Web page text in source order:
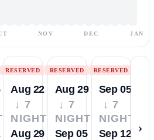
NOV DEC JAN
RESERVED
Aug 22
↓ 7
NIGHTS
Aug 29
RESERVED
Aug 29
↓ 7
NIGHTS
Sep 05
RESERVED
Sep 05
↓ 7
NIGHTS
Sep 12
›